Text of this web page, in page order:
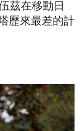
茲在移動日
歷來最差的計